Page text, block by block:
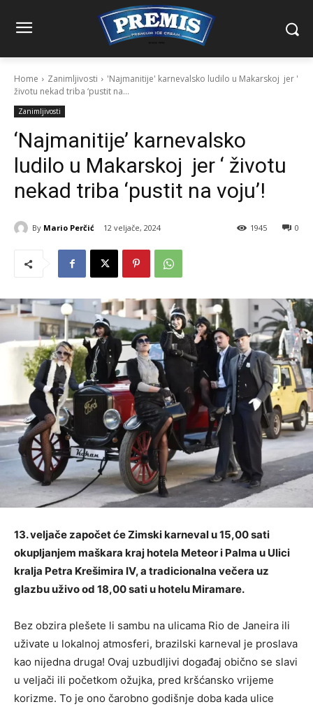
Home Zanimljivosti
'Najmanitije' karnevalsko ludilo u Makarskoj jer '
životu nekad triba ‘pustit na...
Zanimljivosti
‘Najmanitije’ karnevalsko
ludilo u Makarskoj jer ‘ životu
nekad triba ‘pustit na voju’!
By Mario Perčić 12 veljače, 2024 0
1945
13. veljače započet će Zimski karneval u 15,00 sati
okupljanjem maškara kraj hotela Meteor i Palma u Ulici
kralja Petra Krešimira IV, a tradicionalna večera uz
glazbu uživo od 18,00 sati u hotelu Miramare.
Bez obzira plešete li sambu na ulicama Rio de Janeira ili
uživate u lokalnoj atmosferi, brazilski karneval je proslava
kao nijedna druga! Ovaj uzbudljivi događaj obično se slavi
u veljači ili početkom ožujka, pred kršćansko vrijeme
korizme. To je ono čarobno godišnje doba kada ulice